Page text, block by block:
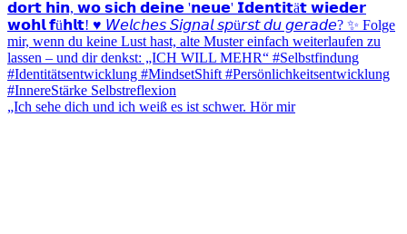
„Ich sehe dich und ich weiß es ist schwer. Hör mir